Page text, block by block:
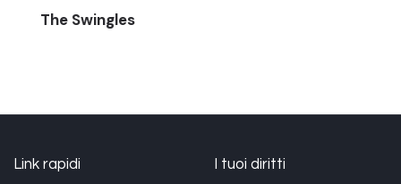
The Swingles
Link rapidi I tuoi diritti